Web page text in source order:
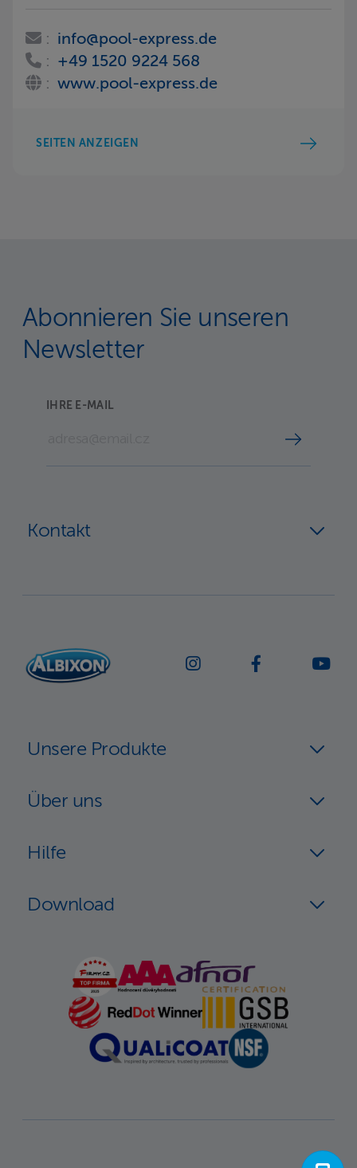
: info@pool-express.de
: +49 1520 9224 568
: www.pool-express.de
SEITEN ANZEIGEN
Abonnieren Sie unseren
Newsletter
IHRE E-MAIL
Kontakt
Unsere Produkte
Über uns
Hilfe
Download